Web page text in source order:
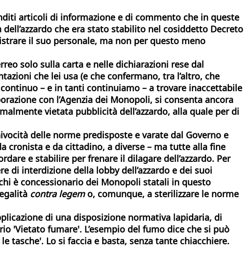
articoli di informazione e di commento che in queste
che era stato stabilito nel cosiddetto Decreto
il suo personale, ma non per questo meno
solo sulla carta e nelle dichiarazioni rese dal
che lei usa (e che confermano, tra l’altro, che
– e in tanti continuiamo – a trovare inaccettabile
con l’Agenzia dei Monopoli, si consenta ancora
vietata pubblicità dell’azzardo, alla quale per di
delle norme predisposte e varate dal Governo e
cronista e da cittadino, a diverse – ma tutte alla fine
e stabilire per frenare il dilagare dell’azzardo. Per
di interdizione della lobby dell’azzardo e dei suoi
è concessionario dei Monopoli statali in questo
contra legem o, comunque, a sterilizzare le norme
di una disposizione normativa lapidaria, di
'Vietato fumare'. L’esempio del fumo dice che si può
tasche'. Lo si faccia e basta, senza tante chiacchiere.